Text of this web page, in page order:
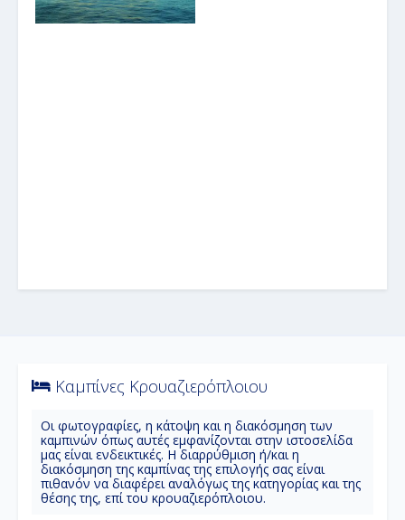
Καμπίνες Κρουαζιερόπλοιου
Oι φωτογραφίες, η κάτοψη και η διακόσμηση των
καμπινών όπως αυτές εμφανίζονται στην ιστοσελίδα
μας είναι ενδεικτικές. Η διαρρύθμιση ή/και η
διακόσμηση της καμπίνας της επιλογής σας είναι
πιθανόν να διαφέρει αναλόγως της κατηγορίας και της
θέσης της, επί του κρουαζιερόπλοιου.